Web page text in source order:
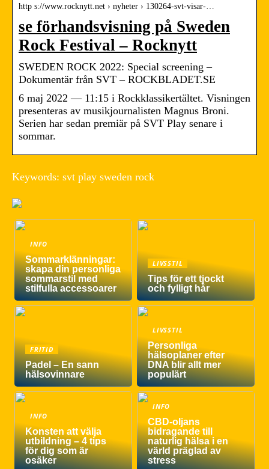
http s://www.rocknytt.net › nyheter › 130264-svt-visar-…
se förhandsvisning på Sweden
Rock Festival – Rocknytt
SWEDEN ROCK 2022: Special screening –
Dokumentär från SVT – ROCKBLADET.SE
6 maj 2022 — 11:15 i Rockklassikertältet. Visningen
presenteras av musikjournalisten Magnus Broni.
Serien har sedan premiär på SVT Play senare i
sommar.
Keywords: svt play sweden rock
INFO
Sommarklänningar:
skapa din personliga
sommarstil med
stilfulla accessoarer
LIVSSTIL
Tips för ett tjockt
och fylligt hår
FRITID
Padel – En sann
hälsovinnare
LIVSSTIL
Personliga
hälsoplaner efter
DNA blir allt mer
populärt
INFO
Konsten att välja
utbildning – 4 tips
för dig som är
osäker
INFO
CBD-oljans
bidragande till
naturlig hälsa i en
värld präglad av
stress